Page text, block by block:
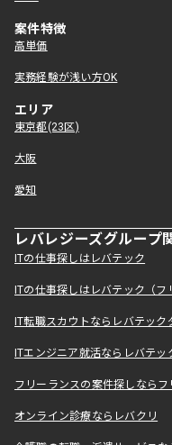
案件特徴
高単価
実務経験が浅い方OK
エリア
東京都(23区)
大阪
愛知
レバレジーズグループ
ITの仕事探しはレバテック
ITの仕事探しはレバテック（フ
IT転職スカウトならレバテック
ITエンジニア就活ならレバテッ
フリーランスの案件探しならフ
オンライン診療ならレバクリ